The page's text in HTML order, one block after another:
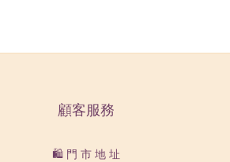
顧客服務
🛍️ 門 市 地 址